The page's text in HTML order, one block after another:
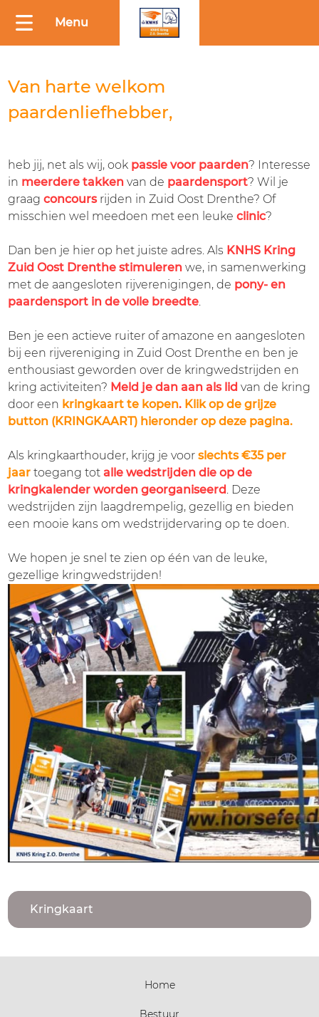
Menu
BESTUUR
KRINGVERGADERING
KRINGWEDSTRIJDEN
WEDSTRIJDREGLEMENTEN
JAARKALENDER
KRINGWEDSTRIJDEN
KRING
KAMPIOENSCHAPPEN
REGLEMENTEN
KAMPIOENSCHAP
KAMPIOENSCHAP
KRINGKAARTEN
RIJVERENIGINGEN
SECRETARIATEN
CLINICS
INSCHRIJVEN
CLINICS
KALENDER
Van harte welkom
paardenliefhebber,
heb jij, net als wij, ook passie voor paarden? Interesse
in meerdere takken van de paardensport? Wil je
graagconcours rijden in Zuid Oost Drenthe? Of
misschien wel meedoen met een leukeclinic?
Dan ben je hier op het juiste adres. Als KNHS Kring
Zuid Oost Drenthe stimuleren we, in samenwerking
met de aangesloten rijverenigingen, de pony- en
paardensport in de volle breedte.
Ben je een actieve ruiter of amazone en aangesloten
bij een rijvereniging in Zuid Oost Drenthe en ben je
enthousiast geworden over de kringwedstrijden en
kring activiteiten? Meld je dan aan als lidvan de kring
door een kringkaart te kopen. Klik op de grijze
button (KRINGKAART) hieronder op deze pagina.
Als kringkaarthouder, krijg je voorslechts €35 per
jaar toegang totalle wedstrijden die op de
kringkalender worden georganiseerd. Deze
wedstrijden zijn laagdrempelig, gezellig en bieden
een mooie kans om wedstrijdervaring op te doen.
We hopen je snel te zien op één van de leuke,
gezellige kringwedstrijden!
Kringkaart
Home
Bestuur